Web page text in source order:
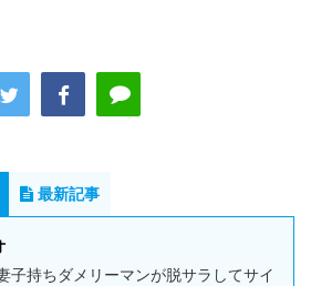
最新記事
子持ちダメリーマンが脱サラしてサイ